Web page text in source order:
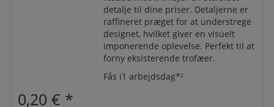
detalje til dine priser. Detaljerne er
raffineret præget for at understrege
designet, hvilket giver en visuelt
imponerende oplevelse. Perfekt til at
forny eksisterende trofæer.
Fås i1 arbejdsdag*²
0,20 € *